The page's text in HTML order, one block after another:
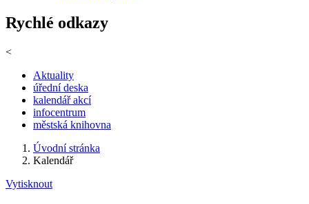
Rychlé odkazy
<
Aktuality
úřední deska
kalendář akcí
infocentrum
městská knihovna
Úvodní stránka
Kalendář
Vytisknout